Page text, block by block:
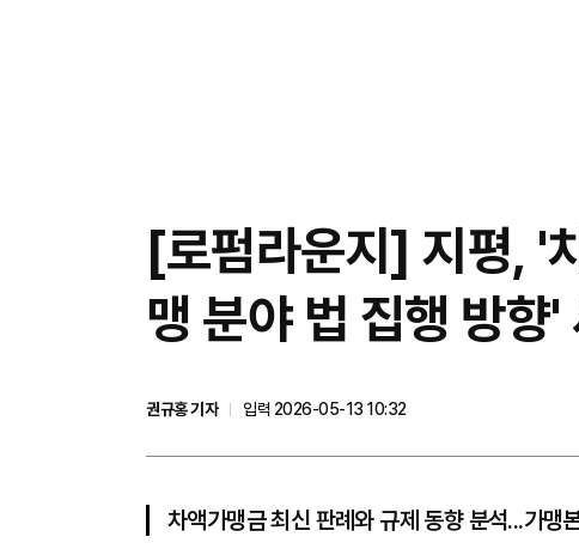
[로펌라운지] 지평, '
맹 분야 법 집행 방향'
권규홍 기자
입력 2026-05-13 10:32
차액가맹금 최신 판례와 규제 동향 분석...가맹